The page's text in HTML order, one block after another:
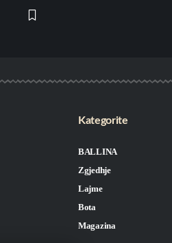
Kategorite
BALLINA
Zgjedhje
Lajme
Bota
Magazina